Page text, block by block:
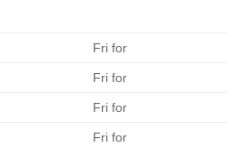
Fri for
Fri for
Fri for
Fri for